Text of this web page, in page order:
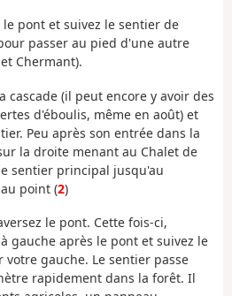
pont et suivez le sentier de
passer au pied d'une autre
Chermant).
cascade (il peut encore y avoir des
d'éboulis, même en août) et
Peu après son entrée dans la
la droite menant au Chalet de
sentier principal jusqu'au
point (2)
le pont. Cette fois-ci,
gauche après le pont et suivez le
gauche. Le sentier passe
rapidement dans la forêt. Il